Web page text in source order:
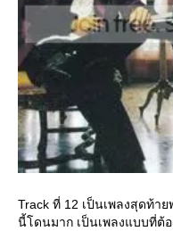
Track ที่ 12 เป็นเพลงสุดท้า
นี้โดนมาก เป็นเพลงแบบที่ต้